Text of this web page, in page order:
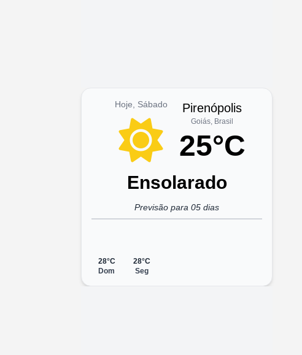
Hoje, Sábado Pirenópolis
Goiás, Brasil
25°C
Ensolarado
Previsão para 05 dias
28°C
Dom
28°C
Seg